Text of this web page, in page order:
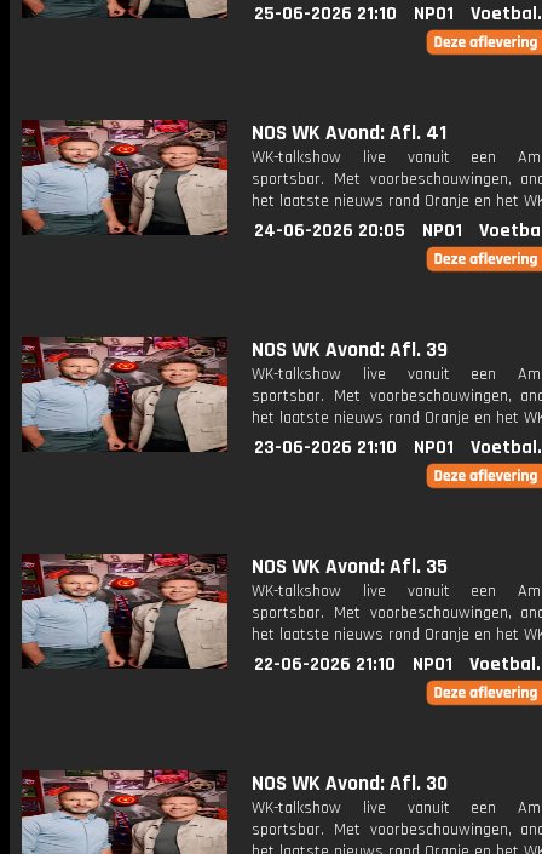
25-06-2026 21:10 NPO1
NOS WK Avond: Afl. 41
WK-talkshow live vanuit een
sportsbar. Met voorbeschouwingen,
het laatste nieuws rond Oranje en het
24-06-2026 20:05 NPO1
NOS WK Avond: Afl. 39
WK-talkshow live vanuit een
sportsbar. Met voorbeschouwingen,
het laatste nieuws rond Oranje en het
23-06-2026 21:10 NPO1
NOS WK Avond: Afl. 35
WK-talkshow live vanuit een
sportsbar. Met voorbeschouwingen,
het laatste nieuws rond Oranje en het
22-06-2026 21:10 NPO1
NOS WK Avond: Afl. 30
WK-talkshow live vanuit een
sportsbar. Met voorbeschouwingen,